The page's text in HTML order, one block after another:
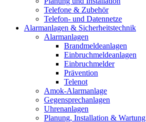
Telefone & Zubehör
Telefon- und Datennetze
Alarmanlagen & Sicherheitstechnik
Alarmanlagen
Brandmeldeanlagen
Einbruchmeldeanlagen
Einbruchmelder
Prävention
Telenot
Amok-Alarmanlage
Gegensprechanlagen
Uhrenanlagen
Planung, Installation & Wartung